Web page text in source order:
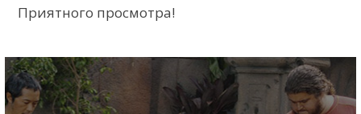
Приятного просмотра!